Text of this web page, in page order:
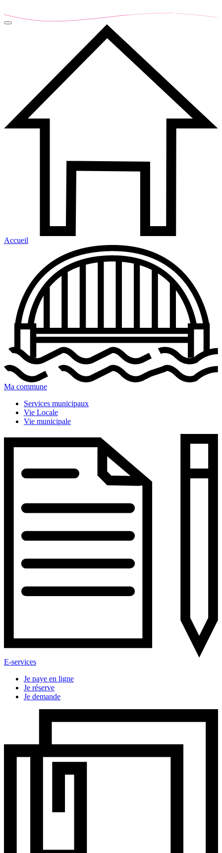
Accueil
Ma commune
Services municipaux
Vie Locale
Vie municipale
E-services
Je paye en ligne
Je réserve
Je demande